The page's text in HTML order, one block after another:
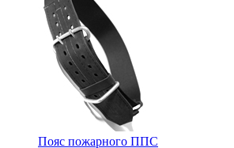
Пояс пожарного ППС